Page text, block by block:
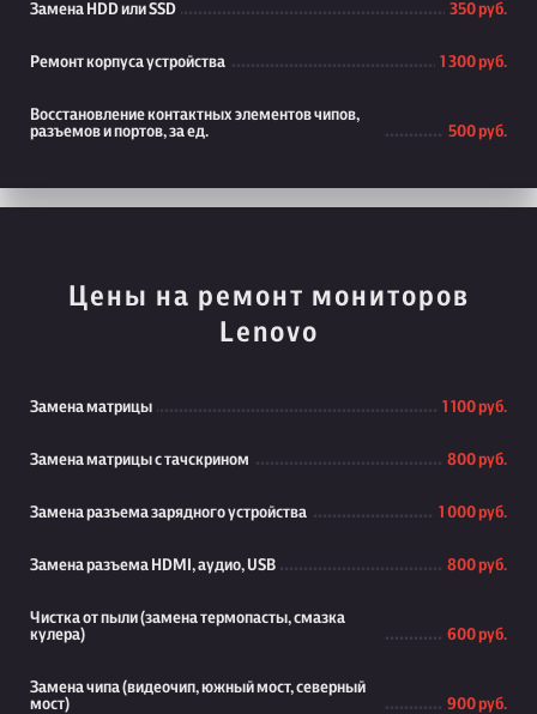
Замена HDD или SSD 350 руб.
Ремонт корпуса устройства 1 300 руб.
Восстановление контактных элементов чипов,
разъемов и портов, за ед.
500 руб.
Цены на ремонт мониторов
Lenovo
Замена матрицы 1 100 руб.
Замена матрицы с тачскрином 800 руб.
Замена разъема зарядного устройства 1 000 руб.
Замена разъема HDMI, аудио, USB 800 руб.
Чистка от пыли (замена термопасты, смазка
кулера)
600 руб.
Замена чипа (видеочип, южный мост, северный
мост)
900 руб.